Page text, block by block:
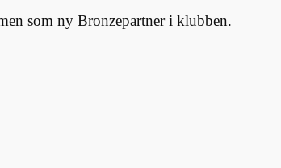
som ny Bronzepartner i klubben.